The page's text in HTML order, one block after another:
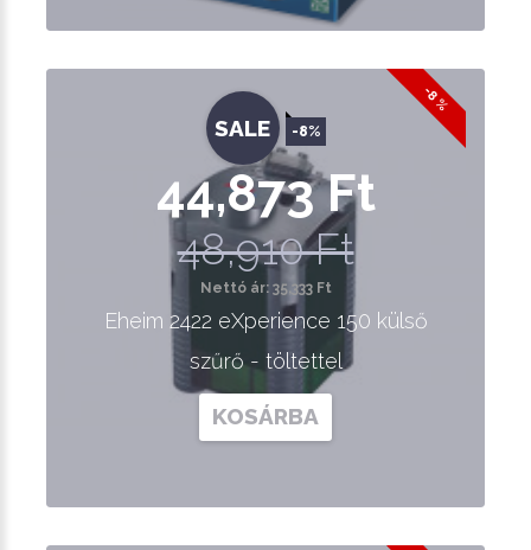
-8 %
SALE -8%
44,873 Ft
48,910 Ft
Nettó ár: 35,333 Ft
Eheim 2422 eXperience 150 külső
szűrő - töltettel
KOSÁRBA